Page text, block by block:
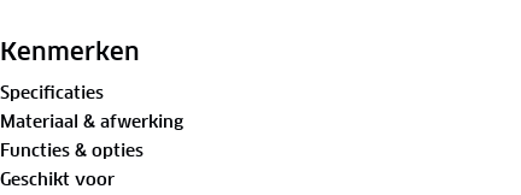
werkdag hebt of geniet van een dagje uit.
Kenmerken
Specificaties
Materiaal & afwerking
Functies & opties
Geschikt voor